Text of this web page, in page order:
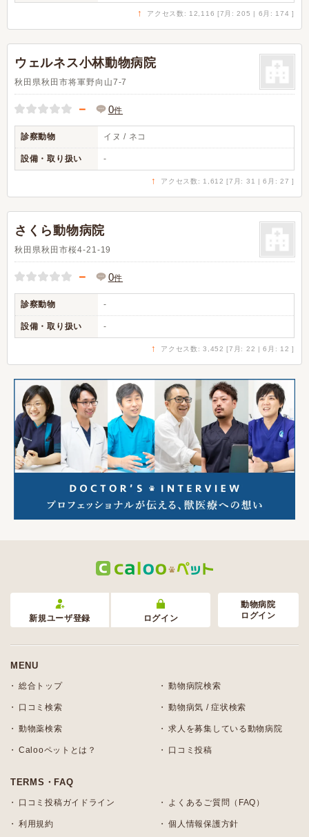
↑ アクセス数: 12,116 [7月: 205 | 6月: 174 ]
ウェルネス小林動物病院
秋田県秋田市将軍野向山7-7
－ 0件
診察動物 イヌ / ネコ
設備・取り扱い -
↑ アクセス数: 1,612 [7月: 31 | 6月: 27 ]
さくら動物病院
秋田県秋田市桜4-21-19
－ 0件
診察動物 -
設備・取り扱い -
↑ アクセス数: 3,452 [7月: 22 | 6月: 12 ]
新規ユーザ登録 ログイン
動物病院
ログイン
MENU
総合トップ 動物病院検索
口コミ検索 動物病気 / 症状検索
動物薬検索 求人を募集している動物病院
Calooペットとは？ 口コミ投稿
TERMS・FAQ
口コミ投稿ガイドライン よくあるご質問（FAQ）
利用規約 個人情報保護方針